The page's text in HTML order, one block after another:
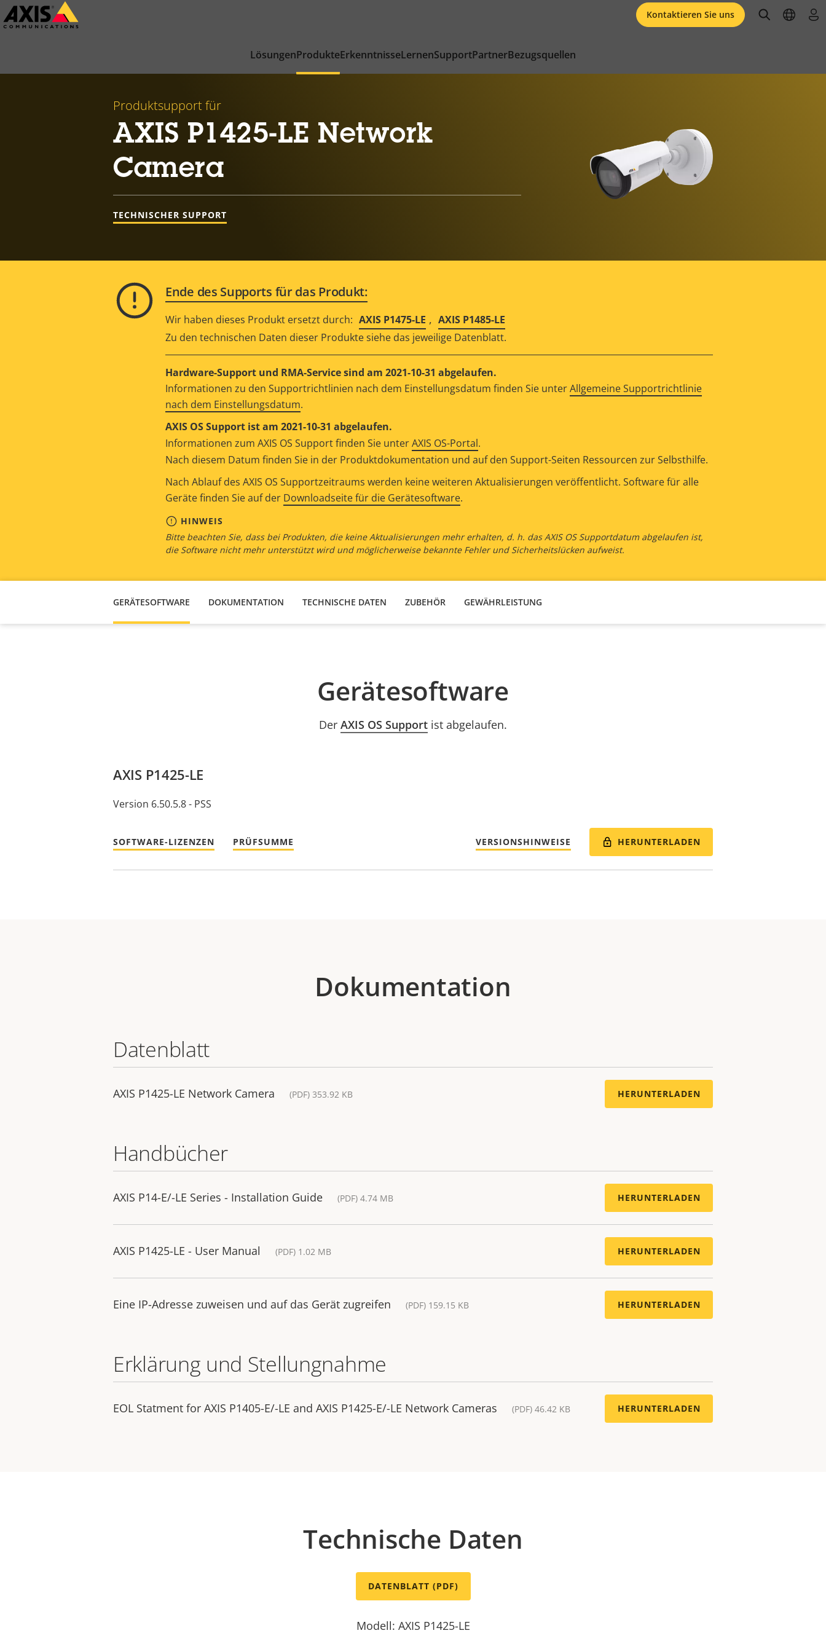
Zum
Hauptinhalt
LösungenProdukteErkenntnisseLernenSupportPartnerBezugsquellen
Kontaktieren Sie uns openopen
Produktsupport für
AXIS P1425-LE Network
Camera
TECHNISCHER SUPPORT
Ende des Supports für das Produkt:
Wir haben dieses Produkt ersetzt durch: AXIS P1475-LE , AXIS P1485-LE
Zu den technischen Daten dieser Produkte siehe das jeweilige Datenblatt.
Hardware-Support und RMA-Service sind am 2021-10-31 abgelaufen.
Informationen zu den Supportrichtlinien nach dem Einstellungsdatum finden Sie unterAllgemeine Supportrichtlinie
nach dem Einstellungsdatum.
AXIS OS Support ist am 2021-10-31 abgelaufen.
Informationen zum AXIS OS Support finden Sie unterAXIS OS-Portal.
Nach diesem Datum finden Sie in der Produktdokumentation und auf den Support-Seiten Ressourcen zur Selbsthilfe.
Nach Ablauf des AXIS OS Supportzeitraums werden keine weiteren Aktualisierungen veröffentlicht. Software für alle
Geräte finden Sie auf der Downloadseite für die Gerätesoftware.
HINWEIS
Bitte beachten Sie, dass bei Produkten, die keine Aktualisierungen mehr erhalten, d. h. das AXIS OS Supportdatum abgelaufen ist,
die Software nicht mehr unterstützt wird und möglicherweise bekannte Fehler und Sicherheitslücken aufweist.
GERÄTESOFTWARE DOKUMENTATION TECHNISCHE DATEN ZUBEHÖR GEWÄHRLEISTUNG
Gerätesoftware
Der AXIS OS Supportist abgelaufen.
AXIS P1425-LE
Version 6.50.5.8 - PSS
SOFTWARE-LIZENZEN PRÜFSUMME VERSIONSHINWEISE HERUNTERLADEN
Dokumentation
Datenblatt
AXIS P1425-LE Network Camera (PDF) 353.92 KB HERUNTERLADEN
Handbücher
AXIS P14-E/-LE Series - Installation Guide (PDF) 4.74 MB HERUNTERLADEN
AXIS P1425-LE - User Manual (PDF) 1.02 MB HERUNTERLADEN
Eine IP-Adresse zuweisen und auf das Gerät zugreifen (PDF) 159.15 KB HERUNTERLADEN
Erklärung und Stellungnahme
EOL Statment for AXIS P1405-E/-LE and AXIS P1425-E/-LE Network Cameras (PDF) 46.42 KB HERUNTERLADEN
Technische Daten
DATENBLATT (PDF)
Modell: AXIS P1425-LE